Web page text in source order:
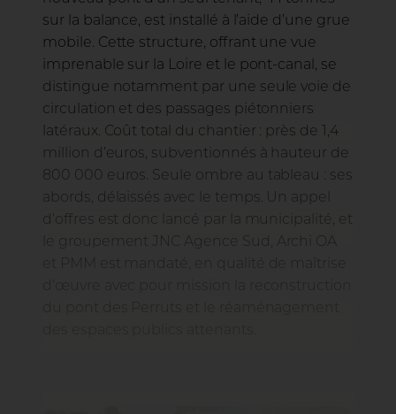
sur la balance, est installé à l’aide d’une grue
mobile. Cette structure, offrant une vue
imprenable sur la Loire et le pont-canal, se
distingue notamment par une seule voie de
circulation et des passages piétonniers
latéraux. Coût total du chantier : près de 1,4
million d’euros, subventionnés à hauteur de
800 000 euros. Seule ombre au tableau : ses
abords, délaissés avec le temps. Un appel
d’offres est donc lancé par la municipalité, et
le groupement JNC Agence Sud, Archi OA
et PMM est mandaté, en qualité de maîtrise